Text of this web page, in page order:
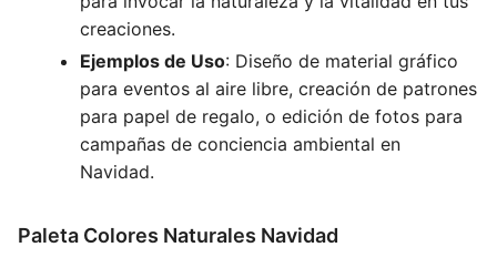
creaciones.
Ejemplos de Uso: Diseño de material gráfico
para eventos al aire libre, creación de patrones
para papel de regalo, o edición de fotos para
campañas de conciencia ambiental en
Navidad.
Paleta Colores Naturales Navidad